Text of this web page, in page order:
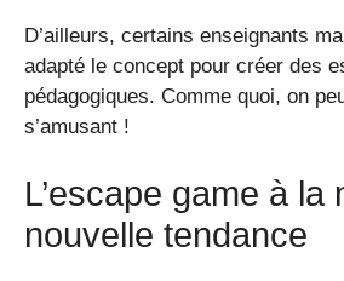
D’ailleurs, certains enseignants
adapté le concept pour créer des
pédagogiques. Comme quoi, on
s’amusant !
L’escape game à la
nouvelle tendance